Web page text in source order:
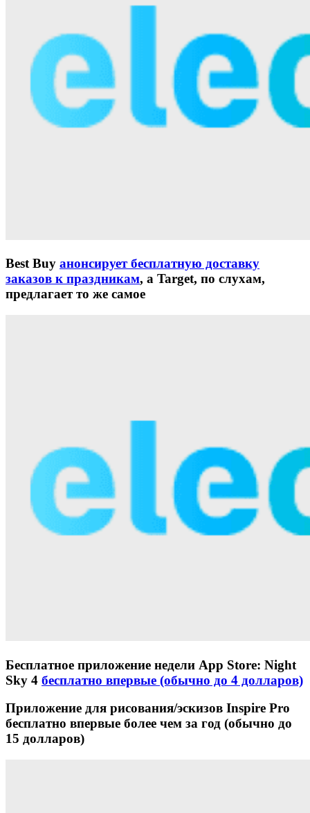
Best Buy анонсирует бесплатную доставку
заказов к праздникам, а Target, по слухам,
предлагает то же самое
Бесплатное приложение недели App Store: Night
Sky 4 бесплатно впервые (обычно до 4 долларов)
Приложение для рисования/эскизов Inspire Pro
бесплатно впервые более чем за год (обычно до
15 долларов)